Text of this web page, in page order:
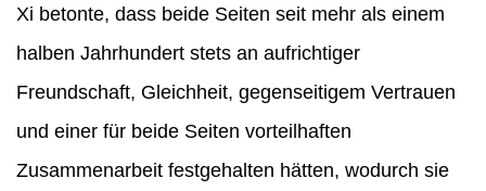
Xi betonte, dass beide Seiten seit mehr als einem
halben Jahrhundert stets an aufrichtiger
Freundschaft, Gleichheit, gegenseitigem Vertrauen
und einer für beide Seiten vorteilhaften
Zusammenarbeit festgehalten hätten, wodurch sie